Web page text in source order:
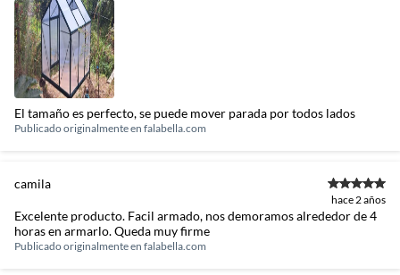
El tamaño es perfecto, se puede mover parada por todos lados
Publicado originalmente en falabella.com
camila
hace 2 años
Excelente producto. Facil armado, nos demoramos alrededor de 4
horas en armarlo. Queda muy firme
Publicado originalmente en falabella.com